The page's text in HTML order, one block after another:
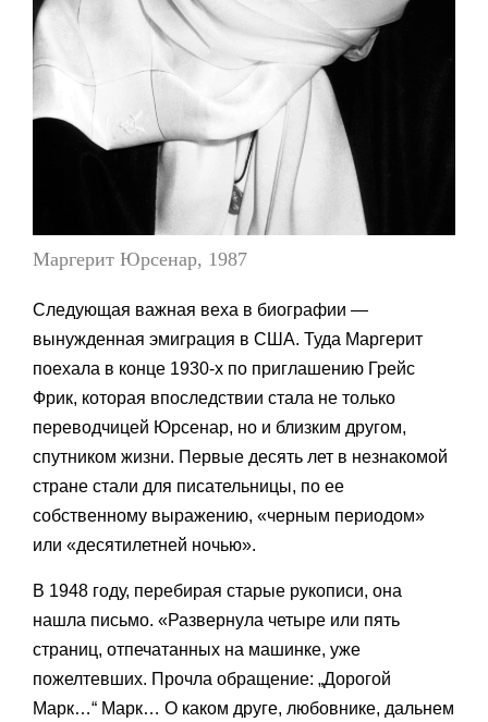
Маргерит Юрсенар, 1987
Следующая важная веха в биографии —
вынужденная эмиграция в США. Туда Маргерит
поехала в конце 1930-х по приглашению Грейс
Фрик, которая впоследствии стала не только
переводчицей Юрсенар, но и близким другом,
спутником жизни. Первые десять лет в незнакомой
стране стали для писательницы, по ее
собственному выражению, «черным периодом»
или «десятилетней ночью».
В 1948 году, перебирая старые рукописи, она
нашла письмо. «Развернула четыре или пять
страниц, отпечатанных на машинке, уже
пожелтевших. Прочла обращение: „Дорогой
Марк…“ Марк… О каком друге, любовнике, дальнем